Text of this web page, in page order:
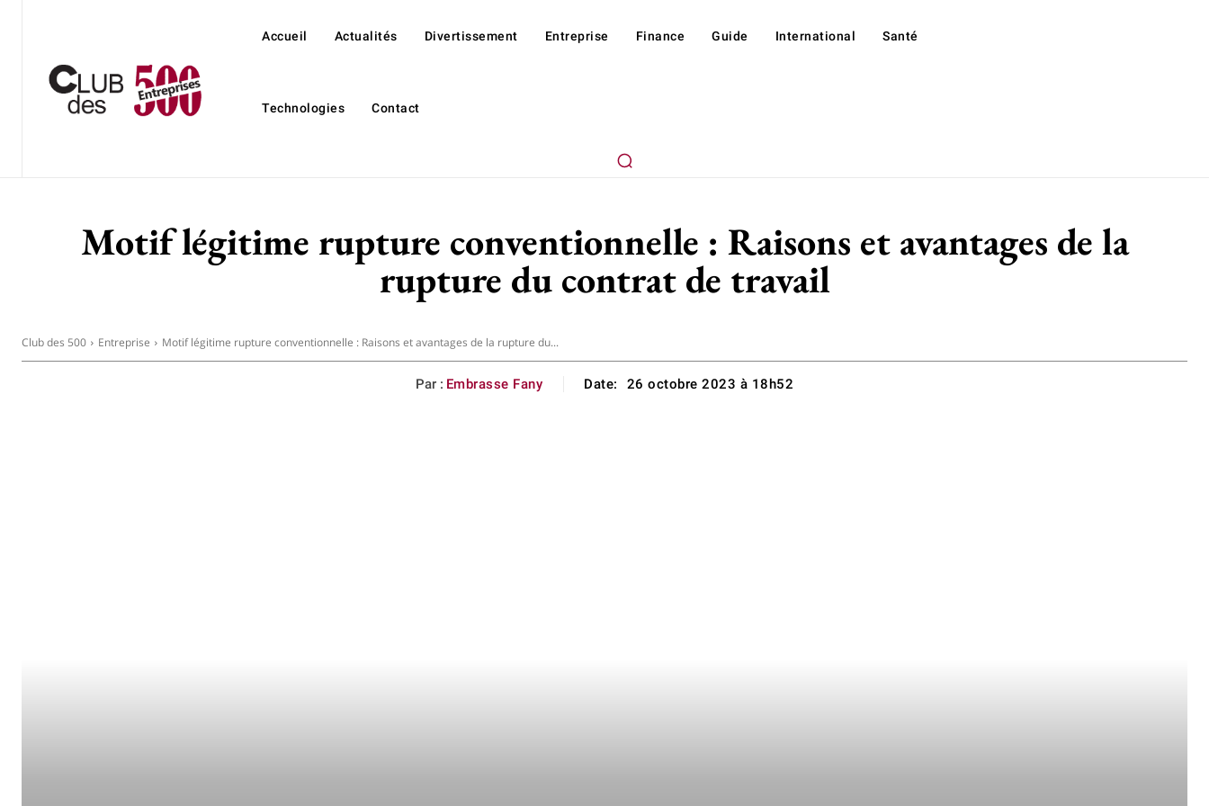
Accueil Actualités Divertissement Entreprise Finance Guide International Santé
Technologies Contact
Motif légitime rupture conventionnelle : Raisons et avantages de la
rupture du contrat de travail
Club des 500 Entreprise Motif légitime rupture conventionnelle : Raisons et avantages de la rupture du...
Par : Embrasse Fany Date: 26 octobre 2023 à 18h52